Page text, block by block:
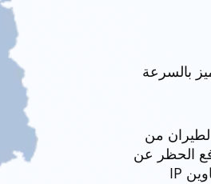
بالسرعة
من
رفع الحظر عن
حسابات eBay وAmazon الألمانية — استفد من أكبر مجموعة من عناوين IP